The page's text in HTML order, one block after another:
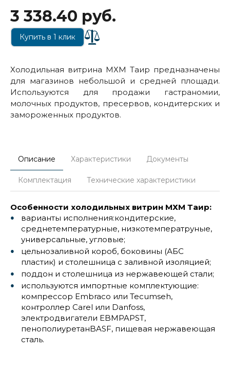
3 338.40 руб.
Купить в 1 клик
Холодильная витрина МХМ Таир предназначены
для магазинов небольшой и средней площади.
Используются для продажи гастраномии,
молочных продуктов, пресервов, кондитерских и
замороженных продуктов.
Описание Характеристики Документы
Комплектация Технические характеристики
Особенности холодильных витрин МХМ Таир:
варианты исполнения:кондитерские,
среднетемпературные, низкотемператруные,
универсальные, угловые;
цельнозаливной короб, боковины (АБС
пластик) и столешница с заливной изоляцией;
поддон и столешница из нержавеющей стали;
используются импортные комплектующие:
компрессор Embraco или Tecumseh,
контроллер Carel или Danfoss,
электродвигатели EBMPAPST,
пенополиуретанBASF, пищевая нержавеющая
сталь.